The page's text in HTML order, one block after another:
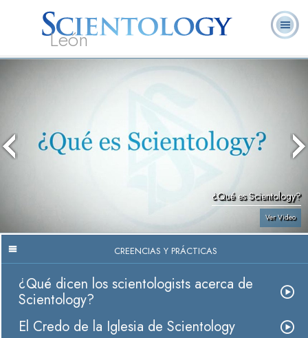
León
¿Qué es Scientology?
Ver Video
CREENCIAS Y PRÁCTICAS
¿Qué dicen los scientologists acerca de
Scientology?
El Credo de la Iglesia de Scientology